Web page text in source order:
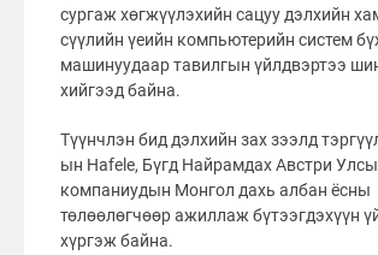
сургаж хөгжүүлэхийн сацуу дэлхийн
сүүлийн үеийн компьютерийн систем
машинуудаар тавилгын үйлдвэртээ
хийгээд байна.
Түүнчлэн бид дэлхийн зах зээлд
ын Hafele, Бүгд Найрамдах Австри
компаниудын Монгол дахь албан ёсны
төлөөлөгчөөр ажиллаж бүтээгдэхүүн
хүргэж байна.